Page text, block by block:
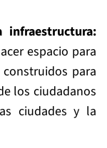
espacio para
para
los ciudadanos
ciudades y la